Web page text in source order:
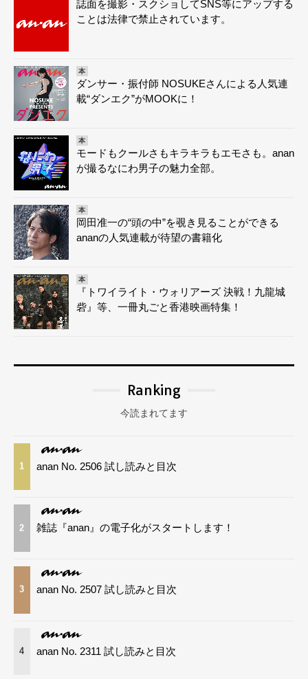
誌面を撮影・スクショしてSNS等にアップする
ことは法律で禁止されています。
本
ダンサー・振付師 NOSUKEさんによる人気連
載“ダンエク”がMOOKに！
本
モードもクールさもキラキラもエモさも。anan
が撮るなにわ男子の魅力全部。
本
岡田准一の“頭の中”を覗き見ることができる
ananの人気連載が待望の書籍化
本
『トワイライト・ウォリアーズ 決戦！九龍城
砦』等、一冊丸ごと香港映画特集！
Ranking
今読まれてます
1 anan No. 2506 試し読みと目次
2 雑誌『anan』の電子化がスタートします！
3 anan No. 2507 試し読みと目次
4 anan No. 2311 試し読みと目次